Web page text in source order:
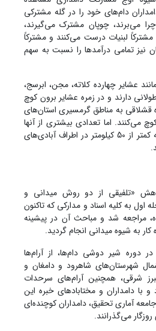
دام‌های خود را در گله مشترکی
می‌برند، چوپان مشترک می‌گیرند،
لبنیات درست می‌کنند و مشترکاً
نیز تمامی درآمدها را نسبت به سهم
عشایر چهارده کلاته، مجن، ابرسج،
دارند و در زمره عشایر برون کوچ
قشلاقی به مناطق گرمسیری استان‌های
می‌کنند. اما تعدادی بیشتری از آنها
کوچ کوتاه دارند و در فاصله کمتر از 50 کیلومتر در اطراف آبادی‌های
«تلفیقی از دو روش میدانی و
اول به کلیه اسناد و مدارکی که تاکنون
مراجعه شد و مباحث آن در پیشینه
کار به شیوه میدانی انجام گردید.
نگارنده در تابستان 1396 در دوره شیر دوشی دام‌ها، از آرام‌ها
شهرستان‌های شاهرود و دامغان و
شرقی، همچنین آرام‌های سرحدات
با دامداران و مختابادهای خبره این
آماری تحقیق، دامداران کوچنده‌ای
می‌گذرانند.